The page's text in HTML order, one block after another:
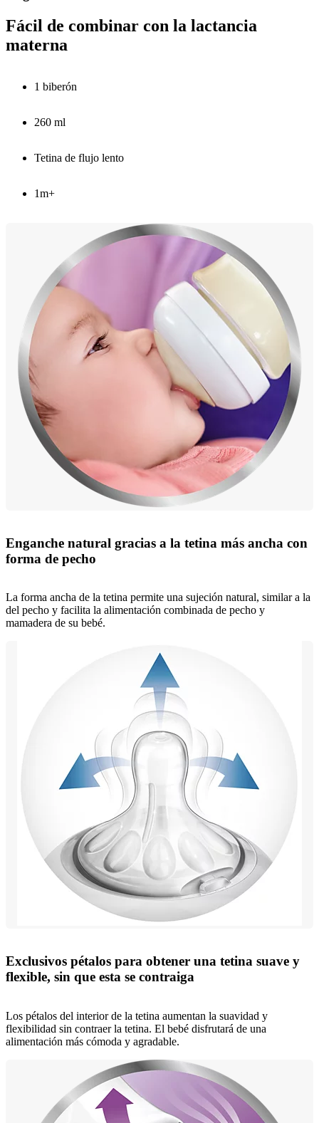
Fácil de combinar con la lactancia
materna
1 biberón
260 ml
Tetina de flujo lento
1m+
Enganche natural gracias a la tetina más ancha con
forma de pecho
La forma ancha de la tetina permite una sujeción natural, similar a la
del pecho y facilita la alimentación combinada de pecho y
mamadera de su bebé.
Exclusivos pétalos para obtener una tetina suave y
flexible, sin que esta se contraiga
Los pétalos del interior de la tetina aumentan la suavidad y
flexibilidad sin contraer la tetina. El bebé disfrutará de una
alimentación más cómoda y agradable.